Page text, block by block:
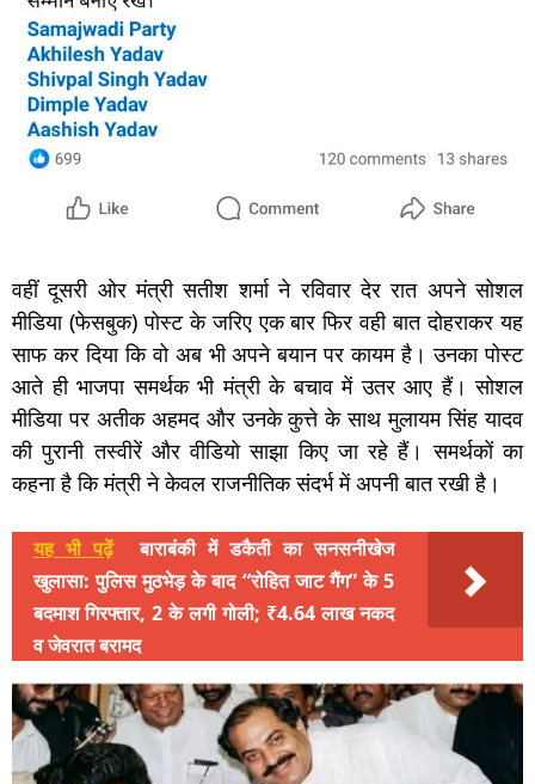
वहीं दूसरी ओर मंत्री सतीश शर्मा ने रविवार देर रात अपने सोशल
मीडिया (फेसबुक) पोस्ट के जरिए एक बार फिर वही बात दोहराकर यह
साफ कर दिया कि वो अब भी अपने बयान पर कायम है। उनका पोस्ट
आते ही भाजपा समर्थक भी मंत्री के बचाव में उतर आए हैं। सोशल
मीडिया पर अतीक अहमद और उनके कुत्ते के साथ मुलायम सिंह यादव
की पुरानी तस्वीरें और वीडियो साझा किए जा रहे हैं। समर्थकों का
कहना है कि मंत्री ने केवल राजनीतिक संदर्भ में अपनी बात रखी है।
यह भी पढ़ें
बाराबंकी में डकैती का सनसनीखेज
खुलासा: पुलिस मुठभेड़ के बाद “रोहित जाट गैंग” के 5
बदमाश गिरफ्तार, 2 के लगी गोली; ₹4.64 लाख नकद
व जेवरात बरामद